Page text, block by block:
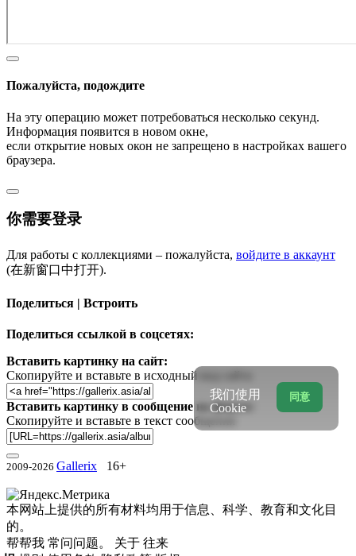
Пожалуйста, подождите
На эту операцию может потребоваться несколько секунд.
Информация появится в новом окне,
если открытие новых окон не запрещено в настройках вашего
браузера.
你需要登录
Для работы с коллекциями – пожалуйста, войдите в аккаунт
(在新窗口中打开).
Поделиться | Встроить
Поделиться ссылкой в соцсетях:
Вставить картинку на сайт:
Скопируйте и вставьте в исходный код сайта
Вставить картинку в сообщение на форум:
Скопируйте и вставьте в текст сообщения
2009-2026 Gallerix 16+
本网站上提供的所有材料均用于信息、科学、教育和文化目
的。
帮帮我 常问问题。 关于 往来
同意
我们使用
Cookie